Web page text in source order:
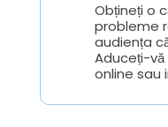
Obțineți o
probleme
audiența
Aduceți-
online sau